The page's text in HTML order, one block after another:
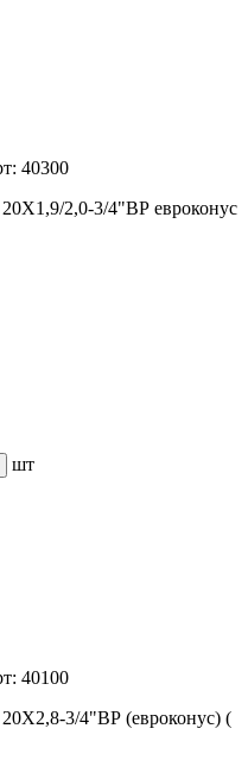
40300
2,0-3/4"ВР евроконус
шт
40100
3/4"ВР (евроконус) (